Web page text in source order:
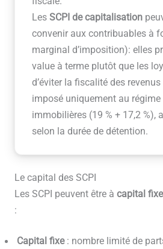
Les SCPI de capitalisation
convenir aux contribuables à
marginal d’imposition): elles
value à terme plutôt que les
d’éviter la fiscalité des revenus
imposé uniquement au
immobilières (19 % + 17,2 %),
selon la durée de détention.
Le capital des SCPI
Les SCPI peuvent être à capital fixe
:
Capital fixe: nombre limité de